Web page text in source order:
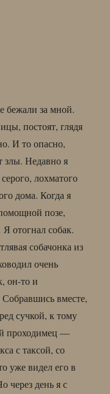
бежали за мной.
постоят, глядя
И то опасно,
злы. Недавно я
лохматого
дома. Когда я
позе,
Я отогнал собак.
собачонка из
очень
он-то и
Собравшись вместе,
сучкой, к тому
проходимец —
с таксой, со
уже видел его в
через день я с